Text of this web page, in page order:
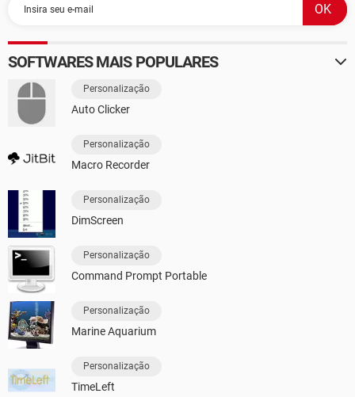
SOFTWARES MAIS POPULARES
Personalização
Auto Clicker
Personalização
Macro Recorder
Personalização
DimScreen
Personalização
Command Prompt Portable
Personalização
Marine Aquarium
Personalização
TimeLeft